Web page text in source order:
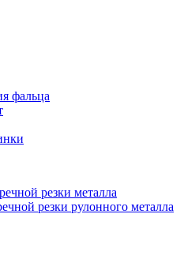
фальца
резки металла
резки рулонного металла